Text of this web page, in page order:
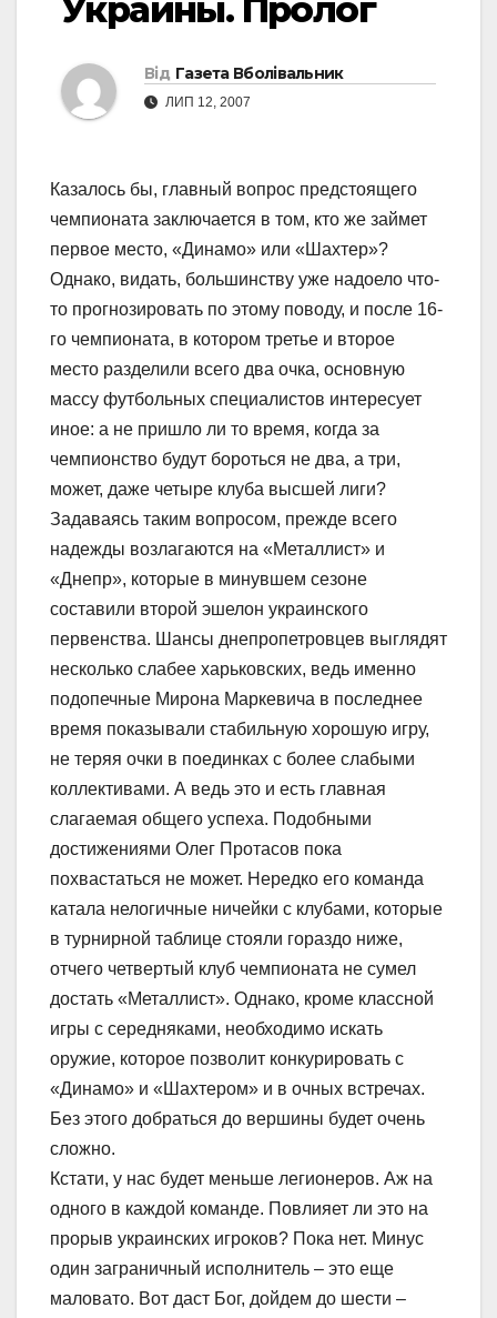
Украины. Пролог
Від Газета Вболівальник
ЛИП 12, 2007
Казалось бы, главный вопрос предстоящего
чемпионата заключается в том, кто же займет
первое место, «Динамо» или «Шахтер»?
Однако, видать, большинству уже надоело что-
то прогнозировать по этому поводу, и после 16-
го чемпионата, в котором третье и второе
место разделили всего два очка, основную
массу футбольных специалистов интересует
иное: а не пришло ли то время, когда за
чемпионство будут бороться не два, а три,
может, даже четыре клуба высшей лиги?
Задаваясь таким вопросом, прежде всего
надежды возлагаются на «Металлист» и
«Днепр», которые в минувшем сезоне
составили второй эшелон украинского
первенства. Шансы днепропетровцев выглядят
несколько слабее харьковских, ведь именно
подопечные Мирона Маркевича в последнее
время показывали стабильную хорошую игру,
не теряя очки в поединках с более слабыми
коллективами. А ведь это и есть главная
слагаемая общего успеха. Подобными
достижениями Олег Протасов пока
похвастаться не может. Нередко его команда
катала нелогичные ничейки с клубами, которые
в турнирной таблице стояли гораздо ниже,
отчего четвертый клуб чемпионата не сумел
достать «Металлист». Однако, кроме классной
игры с середняками, необходимо искать
оружие, которое позволит конкурировать с
«Динамо» и «Шахтером» и в очных встречах.
Без этого добраться до вершины будет очень
сложно.
Кстати, у нас будет меньше легионеров. Аж на
одного в каждой команде. Повлияет ли это на
прорыв украинских игроков? Пока нет. Минус
один заграничный исполнитель – это еще
маловато. Вот даст Бог, дойдем до шести –